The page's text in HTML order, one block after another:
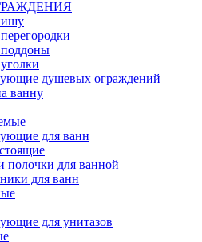
душевых ограждений
ванну
для ванн
полочки для ванной
для ванн
для унитазов